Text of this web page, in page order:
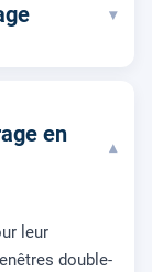
▾
en
▾
leur
double-